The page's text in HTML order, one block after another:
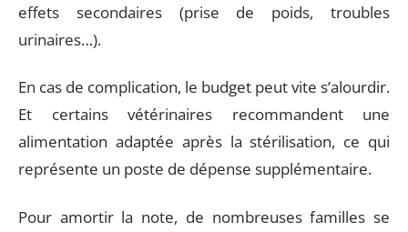
effets secondaires (prise de poids, troubles
urinaires…).
En cas de complication, le budget peut vite s’alourdir.
Et certains vétérinaires recommandent une
alimentation adaptée après la stérilisation, ce qui
représente un poste de dépense supplémentaire.
Pour amortir la note, de nombreuses familles se